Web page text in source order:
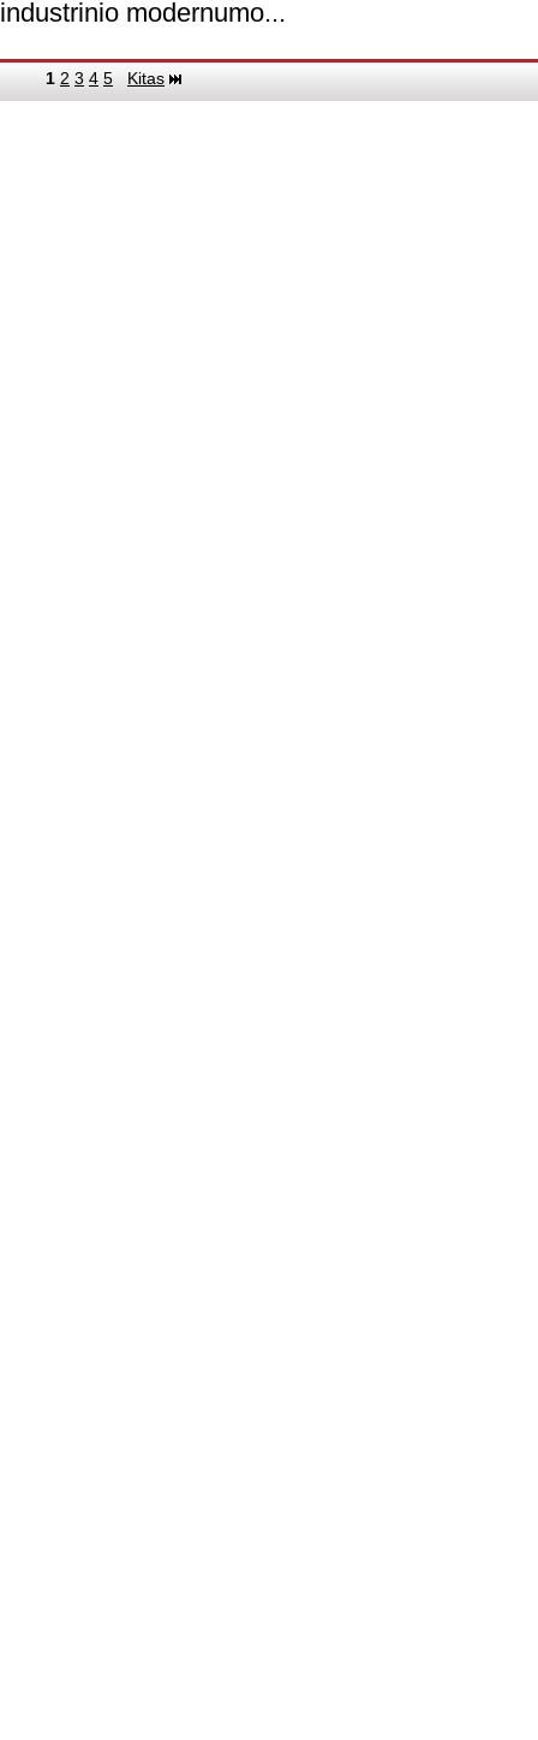
industrinio modernumo...
1 2 3 4 5 Kitas